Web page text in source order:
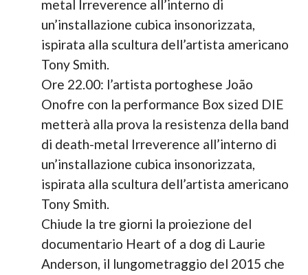
metal Irreverence all’interno di
un’installazione cubica insonorizzata,
ispirata alla scultura dell’artista americano
Tony Smith.
Ore 22.00: l’artista portoghese João
Onofre con la performance Box sized DIE
metterà alla prova la resistenza della band
di death-metal Irreverence all’interno di
un’installazione cubica insonorizzata,
ispirata alla scultura dell’artista americano
Tony Smith.
Chiude la tre giorni la proiezione del
documentario Heart of a dog di Laurie
Anderson, il lungometraggio del 2015 che